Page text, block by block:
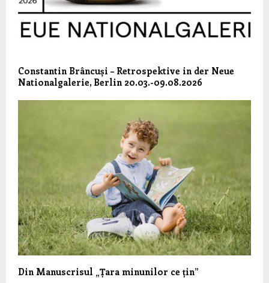
Constantin Brâncuși – Retrospektive in der Neue
Nationalgalerie, Berlin 20.03.-09.08.2026
Din Manuscrisul „Țara minunilor ce țin”